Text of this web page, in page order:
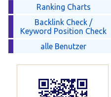
Ranking Charts
Backlink Check /
Keyword Position Check
alle Benutzer